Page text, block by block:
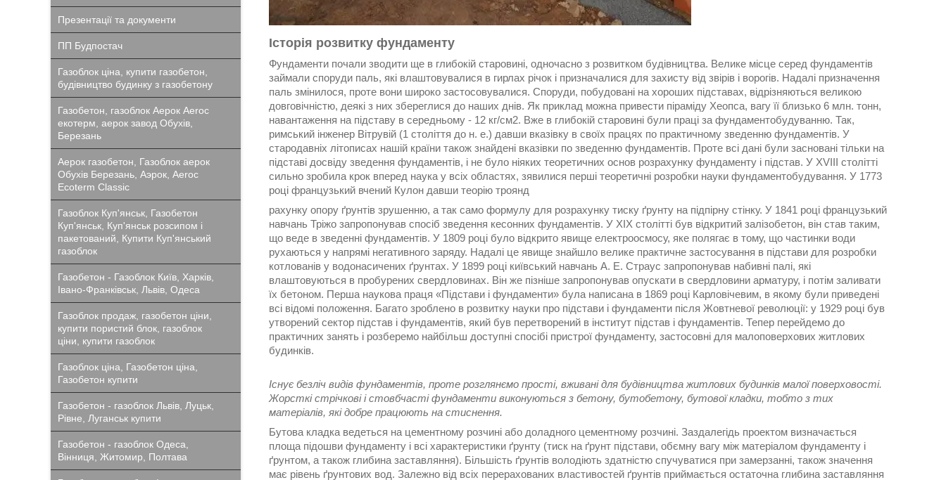
Історія розвитку фундаменту
Фундаменти почали зводити ще в глибокій старовині, одночасно з розвитком будівництва. Велике місце серед фундаментів
займали споруди паль, які влаштовувалися в гирлах річок і призначалися для захисту від звірів і ворогів. Надалі призначення
паль змінилося, проте вони широко застосовувалися. Споруди, побудовані на хороших підставах, відрізняються великою
довговічністю, деякі з них збереглися до наших днів. Як приклад можна привести піраміду Хеопса, вагу її близько 6 млн. тонн,
навантаження на підставу в середньому - 12 кг/см2. Вже в глибокій старовині були праці за фундаментобудуванню. Так,
римський інженер Вітрувій (1 століття до н. е.) давши вказівку в своїх працях по практичному зведенню фундаментів. У
стародавніх літописах нашій країни також знайдені вказівки по зведенню фундаментів. Проте всі дані були засновані тільки на
підставі досвіду зведення фундаментів, і не було ніяких теоретичних основ розрахунку фундаменту і підстав. У XVIII столітті
сильно зробила крок вперед наука у всіх областях, зявилися перші теоретичні розробки науки фундаментобудування. У 1773
році французький вчений Кулон давши теорію троянд
рахунку опору ґрунтів зрушенню, а так само формулу для розрахунку тиску ґрунту на підпірну стінку. У 1841 році французький
навчань Тріжо запропонував спосіб зведення кесонних фундаментів. У XIX столітті був відкритий залізобетон, він став таким,
що веде в зведенні фундаментів. У 1809 році було відкрито явище електроосмосу, яке полягає в тому, що частинки води
рухаються у напрямі негативного заряду. Надалі це явище знайшло велике практичне застосування в підстави для розробки
котлованів у водонасичених ґрунтах. У 1899 році київський навчань А. Е. Страус запропонував набивні палі, які
влаштовуються в пробурених свердловинах. Він же пізніше запропонував опускати в свердловини арматуру, і потім заливати
їх бетоном. Перша наукова праця «Підстави і фундаменти» була написана в 1869 році Карловічевим, в якому були приведені
всі відомі положення. Багато зроблено в розвитку науки про підстави і фундаменти після Жовтневої революції: у 1929 році був
утворений сектор підстав і фундаментів, який був перетворений в інститут підстав і фундаментів. Тепер перейдемо до
практичних занять і розберемо найбільш доступні спосібі пристрої фундаменту, застосовні для малоповерхових житлових
будинків.
Існує безліч видів фундаментів, проте розглянємо прості, вживані для будівництва житлових будинків малої поверховості.
Жорсткі стрічкові і стовбчасті фундаменти виконуються з бетону, бутобетону, бутової кладки, тобто з тих
матеріалів, які добре працюють на стиснення.
Бутова кладка ведеться на цементному розчині або доладного цементному розчині. Заздалегідь проектом визначається
площа підошви фундаменту і всі характеристики ґрунту (тиск на ґрунт підстави, обємну вагу між матеріалом фундаменту і
ґрунтом, а також глибина заставляння). Більшість ґрунтів володіють здатністю спучуватися при замерзанні, також значення
має рівень ґрунтових вод. Залежно від всіх перерахованих властивостей ґрунтів приймається остаточна глибина заставляння
Презентації та документи
ПП Будпостач
Газоблок ціна, купити газобетон,
будівництво будинку з газобетону
Газобетон, газоблок Аерок Aeroc
екотерм, аерок завод Обухів,
Березань
Аерок газобетон, Газоблок аерок
Обухів Березань, Аэрок, Aeroc
Ecoterm Classic
Газоблок Куп'янськ, Газобетон
Куп'янськ, Куп'янськ розсипом і
пакетований, Купити Куп'янський
газоблок
Газобетон - Газоблок Київ, Харків,
Івано-Франківськ, Львів, Одеса
Газоблок продаж, газобетон ціни,
купити пористий блок, газоблок
ціни, купити газоблок
Газоблок ціна, Газобетон ціна,
Газобетон купити
Газобетон - газоблок Львів, Луцьк,
Рівне, Луганськ купити
Газобетон - газоблок Одеса,
Вінниця, Житомир, Полтава